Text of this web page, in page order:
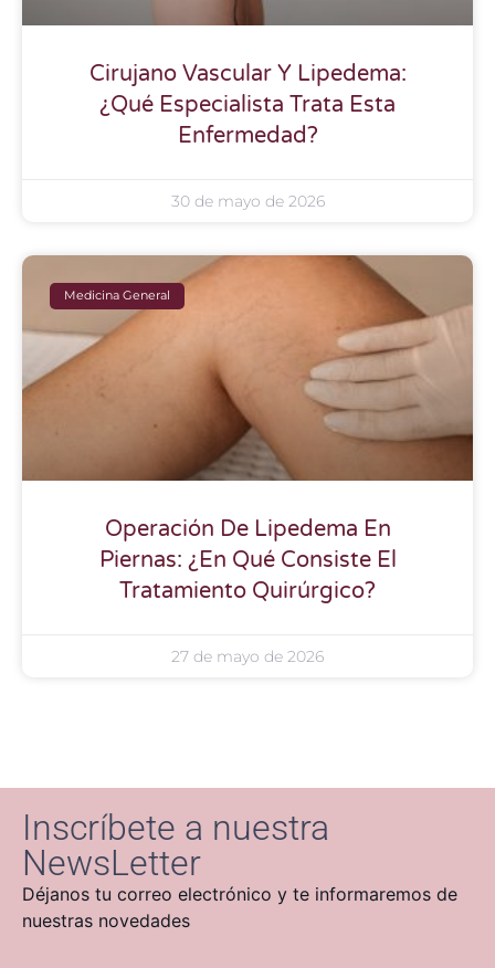
Cirujano Vascular Y Lipedema:
¿Qué Especialista Trata Esta
Enfermedad?
30 de mayo de 2026
Medicina General
Operación De Lipedema En
Piernas: ¿En Qué Consiste El
Tratamiento Quirúrgico?
27 de mayo de 2026
Inscríbete a nuestra
NewsLetter
Déjanos tu correo electrónico y te informaremos de
nuestras novedades